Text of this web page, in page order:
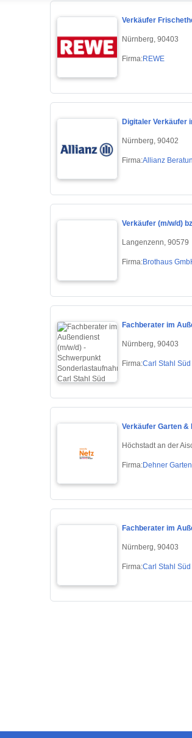
Verkäufer
Nürnberg, 90403
Firma:REWE
Digitaler Verkäufer
Nürnberg, 90402
Firma:Allianz
Verkäufer (m/w/d)
Langenzenn, 90579
Firma:Brothaus
Fachberater im
Nürnberg, 90403
Firma:Carl Stahl Süd
Verkäufer Garten &
Höchstadt an der
Firma:Dehner
Fachberater im
Nürnberg, 90403
Firma:Carl Stahl Süd